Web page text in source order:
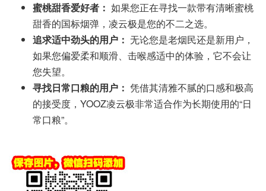
蜜桃甜香爱好者： 如果您正在寻找一款带有清晰蜜桃
甜香的国标烟弹，凌云极是您的不二之选。
追求适中劲头的用户： 无论您是老烟民还是新用户，
如果您偏爱柔和顺滑、击喉感适中的体验，它不会让
您失望。
寻找日常口粮的用户： 凭借其清雅不腻的口感和极高
的接受度，YOOZ凌云极非常适合作为长期使用的“日
常口粮”。